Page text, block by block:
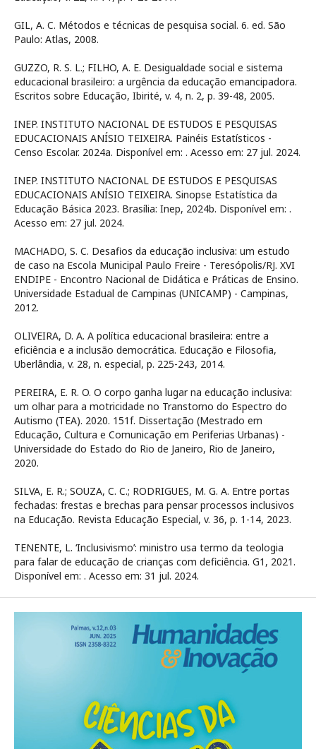
GIL, A. C. Métodos e técnicas de pesquisa social. 6. ed. São
Paulo: Atlas, 2008.
GUZZO, R. S. L.; FILHO, A. E. Desigualdade social e sistema
educacional brasileiro: a urgência da educação emancipadora.
Escritos sobre Educação, Ibirité, v. 4, n. 2, p. 39-48, 2005.
INEP. INSTITUTO NACIONAL DE ESTUDOS E PESQUISAS
EDUCACIONAIS ANÍSIO TEIXEIRA. Painéis Estatísticos -
Censo Escolar. 2024a. Disponível em: . Acesso em: 27 jul. 2024.
INEP. INSTITUTO NACIONAL DE ESTUDOS E PESQUISAS
EDUCACIONAIS ANÍSIO TEIXEIRA. Sinopse Estatística da
Educação Básica 2023. Brasília: Inep, 2024b. Disponível em: .
Acesso em: 27 jul. 2024.
MACHADO, S. C. Desafios da educação inclusiva: um estudo
de caso na Escola Municipal Paulo Freire - Teresópolis/RJ. XVI
ENDIPE - Encontro Nacional de Didática e Práticas de Ensino.
Universidade Estadual de Campinas (UNICAMP) - Campinas,
2012.
OLIVEIRA, D. A. A política educacional brasileira: entre a
eficiência e a inclusão democrática. Educação e Filosofia,
Uberlândia, v. 28, n. especial, p. 225-243, 2014.
PEREIRA, E. R. O. O corpo ganha lugar na educação inclusiva:
um olhar para a motricidade no Transtorno do Espectro do
Autismo (TEA). 2020. 151f. Dissertação (Mestrado em
Educação, Cultura e Comunicação em Periferias Urbanas) -
Universidade do Estado do Rio de Janeiro, Rio de Janeiro,
2020.
SILVA, E. R.; SOUZA, C. C.; RODRIGUES, M. G. A. Entre portas
fechadas: frestas e brechas para pensar processos inclusivos
na Educação. Revista Educação Especial, v. 36, p. 1-14, 2023.
TENENTE, L. ‘Inclusivismo’: ministro usa termo da teologia
para falar de educação de crianças com deficiência. G1, 2021.
Disponível em: . Acesso em: 31 jul. 2024.